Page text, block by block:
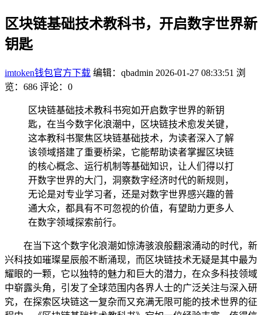
区块链基础技术教科书，开启数字世界新
钥匙
imtoken钱包官方下载 编辑：qbadmin 2026-01-27 08:33:51 浏
览：686 评论：0
区块链基础技术教科书宛如开启数字世界的新钥
匙，在当今数字化浪潮中，区块链技术愈发关键，
这本教科书聚焦区块链基础技术，为读者深入了解
该领域搭建了重要桥梁，它能帮助读者掌握区块链
的核心概念、运行机制等基础知识，让人们得以打
开数字世界的大门，洞察数字经济时代的新规则，
无论是对专业学习者，还是对数字世界感兴趣的普
通大众，都具有不可忽视的价值，有望助力更多人
在数字领域探索前行。
在当下这个数字化浪潮如惊涛骇浪般翻滚涌动的时代，新
兴科技如璀璨星辰般不断涌现，而区块链技术无疑是其中最为
耀眼的一颗，它以独特的魅力和巨大的潜力，在众多科技领域
中崭露头角，引发了全球范围内各界人士的广泛关注与深入研
究，在探索区块链这一复杂而又充满无限可能的技术世界的征